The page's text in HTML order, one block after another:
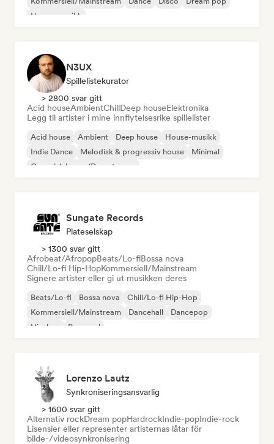
House-musikk
N3UX
Spillelistekurator
> 2800 svar gitt
Acid houseAmbientChillDeep houseElektronika
Legg til artister i mine innflytelsesrike spillelister
Acid house Ambient Deep house
House-musikk
Indie Dance
Melodisk & progressiv house
Minimal
Organisk house/Downtempo
Sungate Records
Plateselskap
> 1300 svar gitt
Afrobeat/AfropopBeats/Lo-fiBossa nova
Chill/Lo-fi Hip-HopKommersiell/Mainstream
Signere artister eller gi ut musikken deres
Beats/Lo-fi Bossa nova
Chill/Lo-fi Hip-Hop
Kommersiell/Mainstream
Dancehall
Dancepop
Hip-hop
Pop-soul
Lorenzo Lautz
Synkroniseringsansvarlig
> 1600 svar gitt
Alternativ rockDream popHardrockIndie-popIndie-rock
Lisensier eller representer artisternas låtar för
bilde-/videosynkronisering